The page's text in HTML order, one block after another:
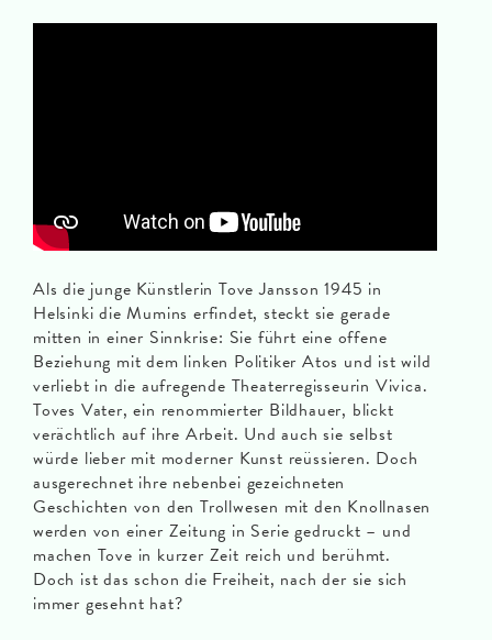
Als die junge Künstlerin Tove Jansson 1945 in
Helsinki die Mumins erfindet, steckt sie gerade
mitten in einer Sinnkrise: Sie führt eine offene
Beziehung mit dem linken Politiker Atos und ist wild
verliebt in die aufregende Theaterregisseurin Vivica.
Toves Vater, ein renommierter Bildhauer, blickt
verächtlich auf ihre Arbeit. Und auch sie selbst
würde lieber mit moderner Kunst reüssieren. Doch
ausgerechnet ihre nebenbei gezeichneten
Geschichten von den Trollwesen mit den Knollnasen
werden von einer Zeitung in Serie gedruckt – und
machen Tove in kurzer Zeit reich und berühmt.
Doch ist das schon die Freiheit, nach der sie sich
immer gesehnt hat?